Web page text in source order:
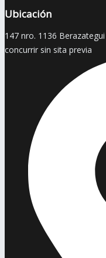
Ubicación
147 nro. 1136
concurrir sin sita previa